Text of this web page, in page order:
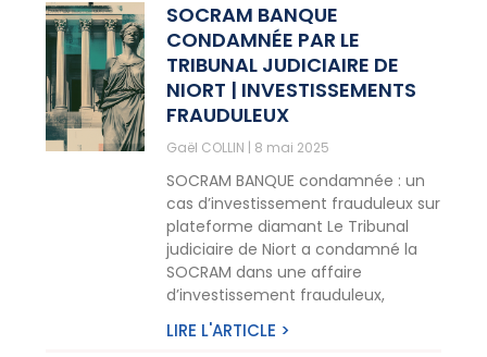
SOCRAM BANQUE
CONDAMNÉE PAR LE
TRIBUNAL JUDICIAIRE DE
NIORT | INVESTISSEMENTS
FRAUDULEUX
Gaël COLLIN 8 mai 2025
SOCRAM BANQUE condamnée : un
cas d’investissement frauduleux sur
plateforme diamant Le Tribunal
judiciaire de Niort a condamné la
SOCRAM dans une affaire
d’investissement frauduleux,
LIRE L'ARTICLE >